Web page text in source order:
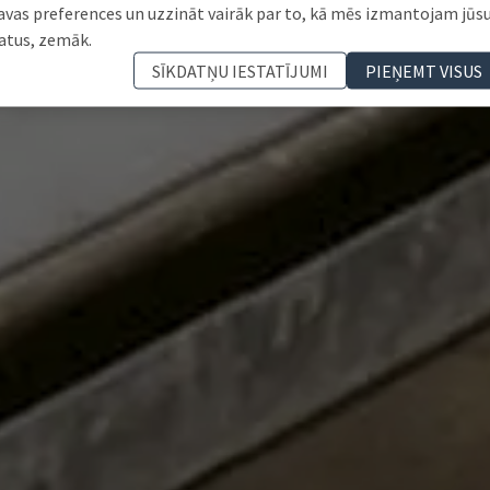
preferences un uzzināt vairāk par to, kā mēs izmantojam
zemāk.
SĪKDATŅU IESTATĪJUMI
PIEŅEMT VISUS